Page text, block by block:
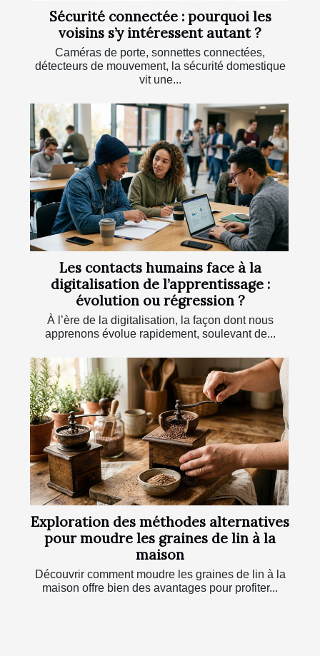
Sécurité connectée : pourquoi les
voisins s’y intéressent autant ?
Caméras de porte, sonnettes connectées,
détecteurs de mouvement, la sécurité domestique
vit une...
Les contacts humains face à la
digitalisation de l’apprentissage :
évolution ou régression ?
À l’ère de la digitalisation, la façon dont nous
apprenons évolue rapidement, soulevant de...
Exploration des méthodes alternatives
pour moudre les graines de lin à la
maison
Découvrir comment moudre les graines de lin à la
maison offre bien des avantages pour profiter...